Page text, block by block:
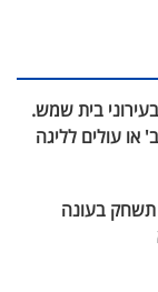
בית שמש.
או עולים לליגה
תשחק בעונה